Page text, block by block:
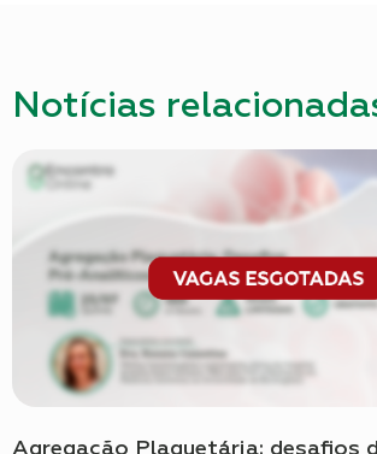
Notícias